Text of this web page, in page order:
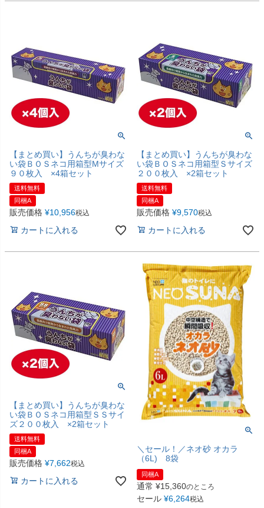
【まとめ買い】うんちが臭わな
い袋ＢＯＳネコ用箱型Мサイズ
９０枚入 ×4箱セット
送料無料
同梱A
販売価格 ¥10,956税込
カートに入れる
【まとめ買い】うんちが臭わな
い袋ＢＯＳネコ用箱型Ｓサイズ
２００枚入 ×2箱セット
送料無料
同梱A
販売価格 ¥9,570税込
カートに入れる
【まとめ買い】うんちが臭わな
い袋ＢＯＳネコ用箱型ＳＳサイ
ズ２００枚入 ×2箱セット
送料無料
同梱A
販売価格 ¥7,662税込
カートに入れる
＼セール！／ネオ砂 オカラ
（6L) 8袋
同梱A
通常 ¥15,360のところ
セール ¥6,264税込